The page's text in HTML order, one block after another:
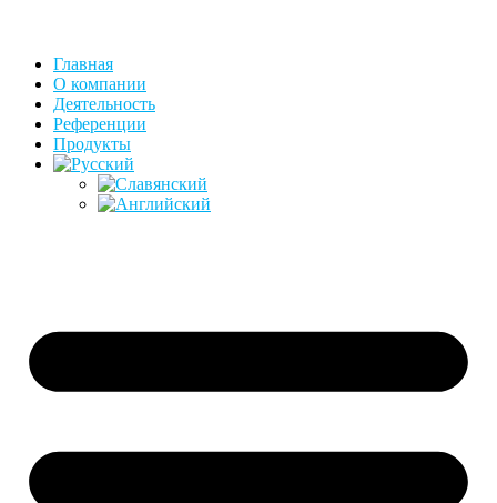
Главная
О компании
Деятельность
Референции
Продукты